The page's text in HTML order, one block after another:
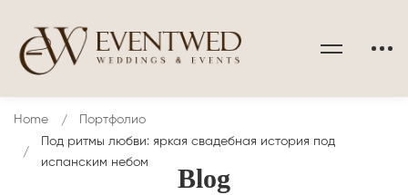
Blog
Home
Портфолио
Под ритмы любви: яркая свадебная история под
испанским небом